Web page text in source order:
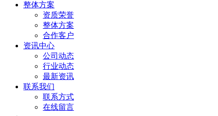
整体方案
资质荣誉
整体方案
合作客户
资讯中心
公司动态
行业动态
最新资讯
联系我们
联系方式
在线留言